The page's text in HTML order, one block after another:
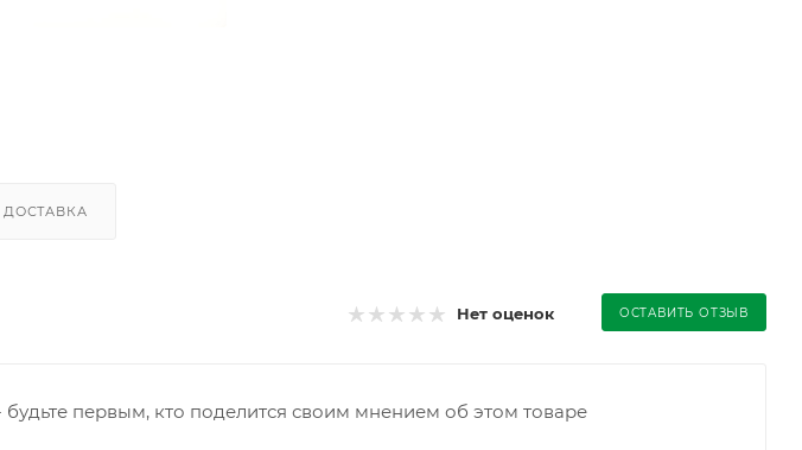
ДОСТАВКА
Нет оценок ОСТАВИТЬ ОТЗЫВ
первым, кто поделится своим мнением об этом товаре